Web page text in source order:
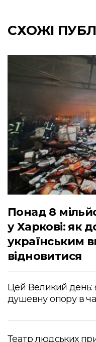
СХОЖІ
Понад 8
у Харкові: як
українським
відновитися
Цей Великий день:
душевну опору в
Театр людських